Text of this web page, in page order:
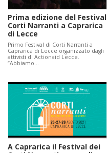
Prima edizione del Festival
Corti Narranti a Caprarica
di Lecce
Primo Festival di Corti Narranti a
Caprarica di Lecce organizzato dagli
attivisti di Actionaid Lecce.
“Abbiamo…
A Caprarica il Festival dei